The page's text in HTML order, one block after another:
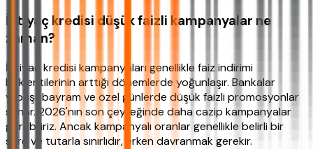
İhtiyaç kredisi düşük faizli kampanyalar ne
zaman?
İhtiyaç kredisi kampanyaları genellikle faiz indirimi
beklentilerinin arttığı dönemlerde yoğunlaşır. Bankalar
yılbaşı, bayram ve özel günlerde düşük faizli promosyonlar
sunar. 2026'nın son çeyreğinde daha cazip kampanyalar
görebiliriz. Ancak kampanyalı oranlar genellikle belirli bir
süre ve tutarla sınırlıdır, erken davranmak gerekir.